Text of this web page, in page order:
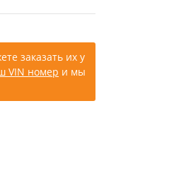
заказать их у
VIN номер и мы